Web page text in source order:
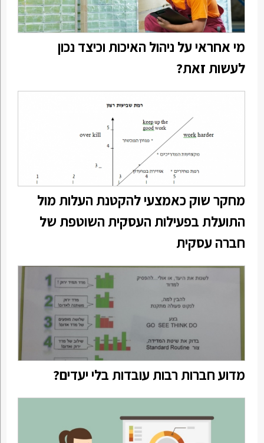
מי אחראי על ניהול האיכות וכיצד נכון
לעשות זאת?
מחקר שוק כאמצעי להקטנת העלות מול
התועלת בפעילות העסקית השוטפת של
חברה עסקית
מדוע חברות רבות עובדות בלי יעדים?